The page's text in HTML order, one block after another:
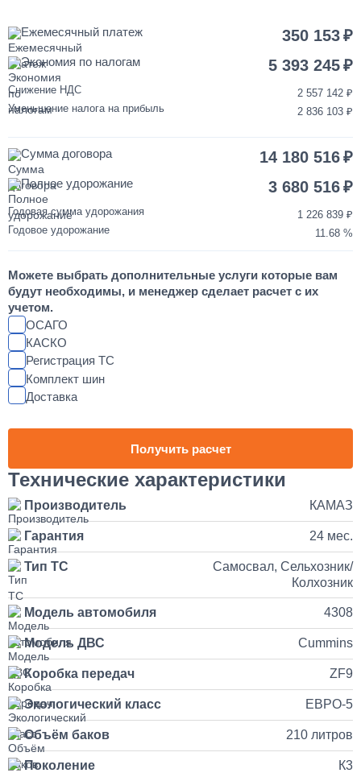
120 000
от 3 до 5 дней
от 2 до 3 дней
55 000
Установка магнитолы и динамиков в КАМАЗ
Наращивание кузова и бортов на КАМАЗ
150 000
от 5 до 10 дней
Установка и подключение рации с антенной на КАМАЗ
35 000
1 день
Установка продувочного пистолета в кабину
3 500
Ежемесячный платеж 350 153
Экономия по налогам 5 393 245
Снижение НДС
2 557 142
Уменьшение налога на прибыль
2 836 103
Сумма договора 14 180 516
Полное удорожание 3 680 516
Годовая сумма удорожания
1 226 839
Годовое удорожание
11.68
Можете выбрать дополнительные услуги которые вам
будут необходимы, и менеджер сделает расчет с их
учетом.
ОСАГО
КАСКО
Регистрация ТС
Комплект шин
Доставка
Получить расчет
Технические характеристики
Производитель КАМАЗ
Гарантия 24 мес.
Тип ТС
Самосвал, Сельхозник/
Колхозник
Модель автомобиля 4308
Модель ДВС Cummins
Коробка передач ZF9
Экологический класс ЕВРО-5
Объём баков 210 литров
Поколение К3